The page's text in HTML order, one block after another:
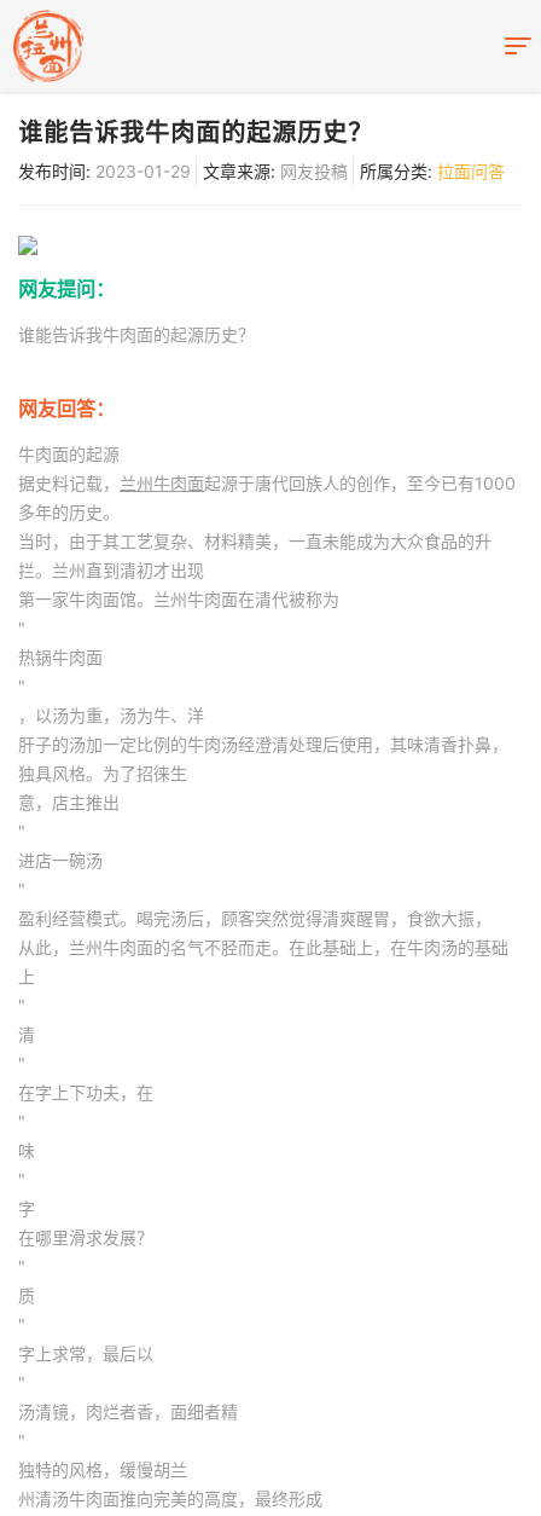
谁能告诉我牛肉面的起源历史？
发布时间: 2023-01-29 文章来源: 网友投稿 所属分类: 拉面问答
网友提问：
谁能告诉我牛肉面的起源历史？
网友回答：
牛肉面的起源
据史料记载， 兰州牛肉面起源于唐代回族人的创作，至今已有1000
多年的历史。
当时，由于其工艺复杂、材料精美，一直未能成为大众食品的升
拦。兰州直到清初才出现
第一家牛肉面馆。兰州牛肉面在清代被称为
"
热锅牛肉面
"
，以汤为重，汤为牛、洋
肝子的汤加一定比例的牛肉汤经澄清处理后使用，其味清香扑鼻，
独具风格。为了招徕生
意，店主推出
"
进店一碗汤
"
盈利经营模式。喝完汤后，顾客突然觉得清爽醒胃，食欲大振，
从此，兰州牛肉面的名气不胫而走。在此基础上，在牛肉汤的基础
上
"
清
"
在字上下功夫，在
"
味
"
字
在哪里滑求发展？
"
质
"
字上求常，最后以
"
汤清镜，肉烂者香，面细者精
"
独特的风格，缓慢胡兰
州清汤牛肉面推向完美的高度，最终形成